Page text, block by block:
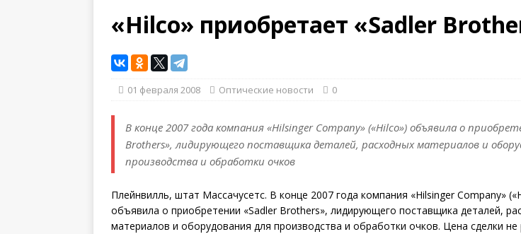
«Hilco» приобретает «Sadler
01 февраля 2008 Оптические новости 0
В конце 2007 года компания «Hilsinger Company» («Hilco») объявила о
Brothers», лидирующего поставщика деталей, расходных материалов и
производства и обработки очков
Плейнвилль, штат Массачусетс. В конце 2007 года компания «Hilsinger Company»
объявила о приобретении «Sadler Brothers», лидирующего поставщика деталей,
материалов и оборудования для производства и обработки очков. Цена сделки не